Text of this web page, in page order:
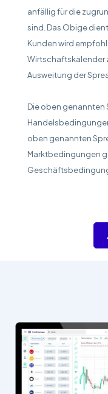
anfällig für die
sind. Das Obige
Kunden wird
Wirtschaftskalender
Ausweitung der
Die oben genannten
oben genannten
Marktbedingungen